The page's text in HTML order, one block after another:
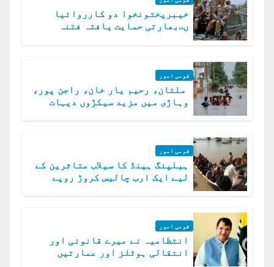
خیبرپختونخوا دو کارروائیا
ں..بھارتی حمایت یافتہ فتنہ
قومی امور
ملتان، رحیم یار خان، راجن پور،
وہاڑی میں مزید سیکڑوں دیہات
قومی امور
ہیلپنگ ہینڈ کا سیلاب متاثرین کے
لیے ایک ارب چالیس کروڑ روپے
قومی امور
انتظامیہ نے میرے قانونی اور
انتقالی ہوٹلز اور عمارتیں